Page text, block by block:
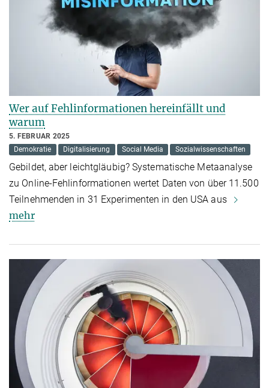
Wer auf Fehlinformationen hereinfällt und
warum
5. FEBRUAR 2025
Demokratie
Digitalisierung Social Media Sozialwissenschaften
Gebildet, aber leichtgläubig? Systematische Metaanalyse
zu Online-Fehlinformationen wertet Daten von über 11.500
Teilnehmenden in 31 Experimenten in den USA aus
mehr